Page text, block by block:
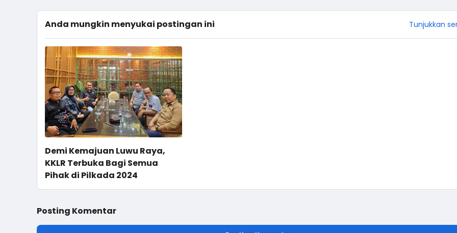
Anda mungkin menyukai postingan ini Tunjukkan
Demi Kemajuan Luwu Raya,
KKLR Terbuka Bagi Semua
Pihak di Pilkada 2024
Posting Komentar